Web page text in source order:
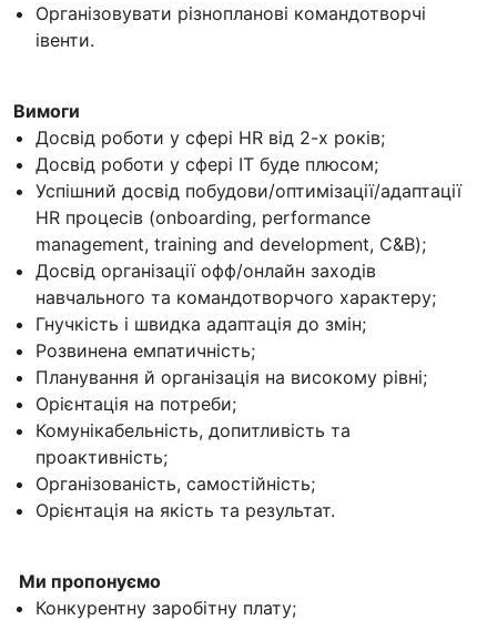
Організовувати різнопланові командотворчі
івенти.
Вимоги
Досвід роботи у сфері HR від 2-х років;
Досвід роботи у сфері IT буде плюсом;
Успішний досвід побудови/оптимізації/адаптації
HR процесів (onboarding, performance
management, training and development, C&B);
Досвід організації офф/онлайн заходів
навчального та командотворчого характеру;
Гнучкість і швидка адаптація до змін;
Розвинена емпатичність;
Планування й організація на високому рівні;
Орієнтація на потреби;
Комунікабельність, допитливість та
проактивність;
Організованість, самостійність;
Орієнтація на якість та результат.
Ми пропонуємо
Конкурентну заробітну плату;